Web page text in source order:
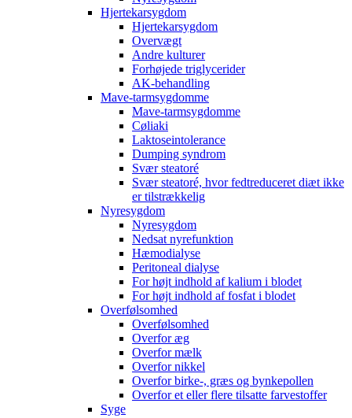
Hjertekarsygdom
Hjertekarsygdom
Overvægt
Andre kulturer
Forhøjede triglycerider
AK-behandling
Mave-tarmsygdomme
Mave-tarmsygdomme
Cøliaki
Laktoseintolerance
Dumping syndrom
Svær steatoré
Svær steatoré, hvor fedtreduceret diæt ikke
er tilstrækkelig
Nyresygdom
Nyresygdom
Nedsat nyrefunktion
Hæmodialyse
Peritoneal dialyse
For højt indhold af kalium i blodet
For højt indhold af fosfat i blodet
Overfølsomhed
Overfølsomhed
Overfor æg
Overfor mælk
Overfor nikkel
Overfor birke-, græs og bynkepollen
Overfor et eller flere tilsatte farvestoffer
Syge